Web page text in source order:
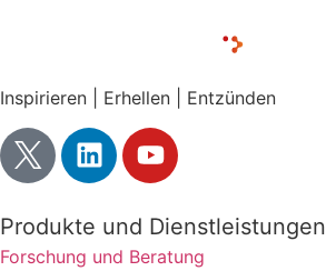
Inspirieren | Erhellen | Entzünden
Produkte und Dienstleistungen
Forschung und Beratung